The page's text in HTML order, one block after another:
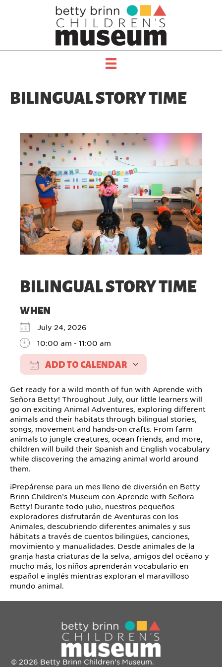
BILINGUAL STORY TIME
BILINGUAL STORY TIME
WHEN
July 24, 2026
10:00 am - 11:00 am
ADD TO CALENDAR
Get ready for a wild month of fun with Aprende with
Señora Betty! Throughout July, our little learners will
go on exciting Animal Adventures, exploring different
animals and their habitats through bilingual stories,
songs, movement and hands-on crafts. From farm
animals to jungle creatures, ocean friends, and more,
children will build their Spanish and English vocabulary
while discovering the amazing animal world around
them.
¡Prepárense para un mes lleno de diversión en Betty
Brinn Children’s Museum con Aprende with Señora
Betty! Durante todo julio, nuestros pequeños
exploradores disfrutarán de Aventuras con los
Animales, descubriendo diferentes animales y sus
hábitats a través de cuentos bilingües, canciones,
movimiento y manualidades. Desde animales de la
granja hasta criaturas de la selva, amigos del océano y
mucho más, los niños aprenderán vocabulario en
español e inglés mientras exploran el maravilloso
mundo animal.
© 2026 Betty Brinn Children’s Museum.